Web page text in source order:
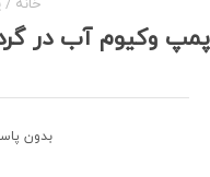
خانه
پمپ وکیوم آب در
بدون